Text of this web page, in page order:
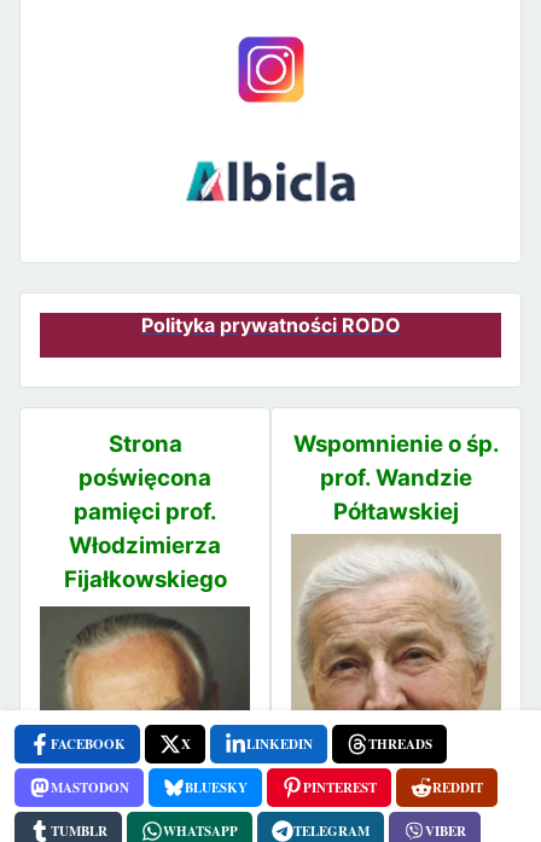
FACEBOOK X LINKEDIN THREADS
MASTODON BLUESKY PINTEREST REDDIT
TUMBLR WHATSAPP TELEGRAM VIBER
Polityka prywatności RODO
Strona
poświęcona
pamięci prof.
Włodzimierza
Fijałkowskiego
Wspomnienie o śp.
prof. Wandzie
Półtawskiej